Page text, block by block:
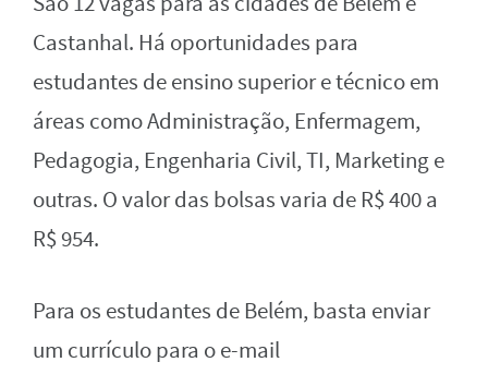
Castanhal. Há oportunidades para
estudantes de ensino superior e técnico em
áreas como Administração, Enfermagem,
Pedagogia, Engenharia Civil, TI, Marketing e
outras. O valor das bolsas varia de R$ 400 a
R$ 954.
Para os estudantes de Belém, basta enviar
um currículo para o e-mail